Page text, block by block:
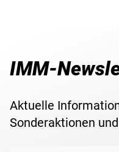
IMM-
Aktuelle
Sonderaktionen